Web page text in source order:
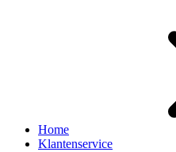
Home
Klantenservice